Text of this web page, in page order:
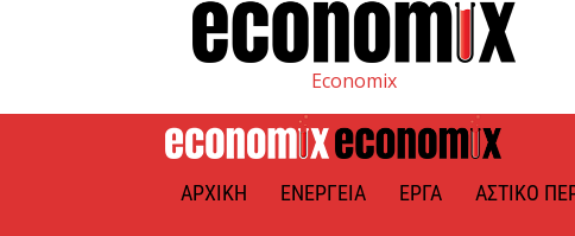
Economix
ΑΡΧΙΚΉ ΕΝΈΡΓΕΙΑ ΈΡΓΑ ΑΣΤΙΚΌ